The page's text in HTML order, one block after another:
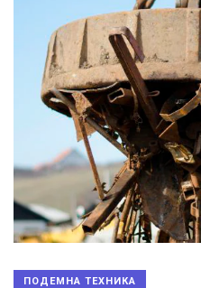
ПОДЕМНА ТЕХНИКА